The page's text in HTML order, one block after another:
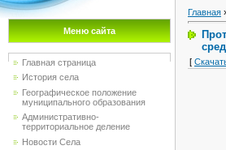
Меню сайта
Главная страница
История села
Географическое положение
муниципального образования
Административно-
территориальное деление
Новости Села
Главная
[